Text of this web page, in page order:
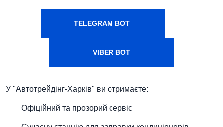
TELEGRAM BOT
VIBER BOT
У "Автотрейдінг-Харків" ви отримаєте:
Офіційний та прозорий сервіс